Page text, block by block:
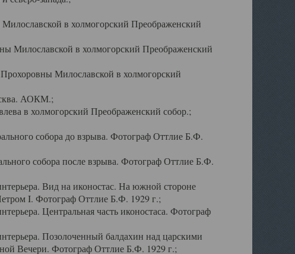
в холмогорский Преображенский
Милославской в холмогорский Преображенский
Милославской в холмогорский
АОКМ.;
в холмогорский Преображенский собор.;
собора до взрыва. Фотограф Оттлие Б.Ф.
собора после взрыва. Фотограф Оттлие Б.Ф.
Вид на иконостас. На южной стороне
I. Фотограф Оттлие Б.Ф. 1929 г.;
Центральная часть иконостаса. Фотограф
Позолоченный балдахин над царскими
Вечери. Фотограф Оттлие Б.Ф. 1929 г.;